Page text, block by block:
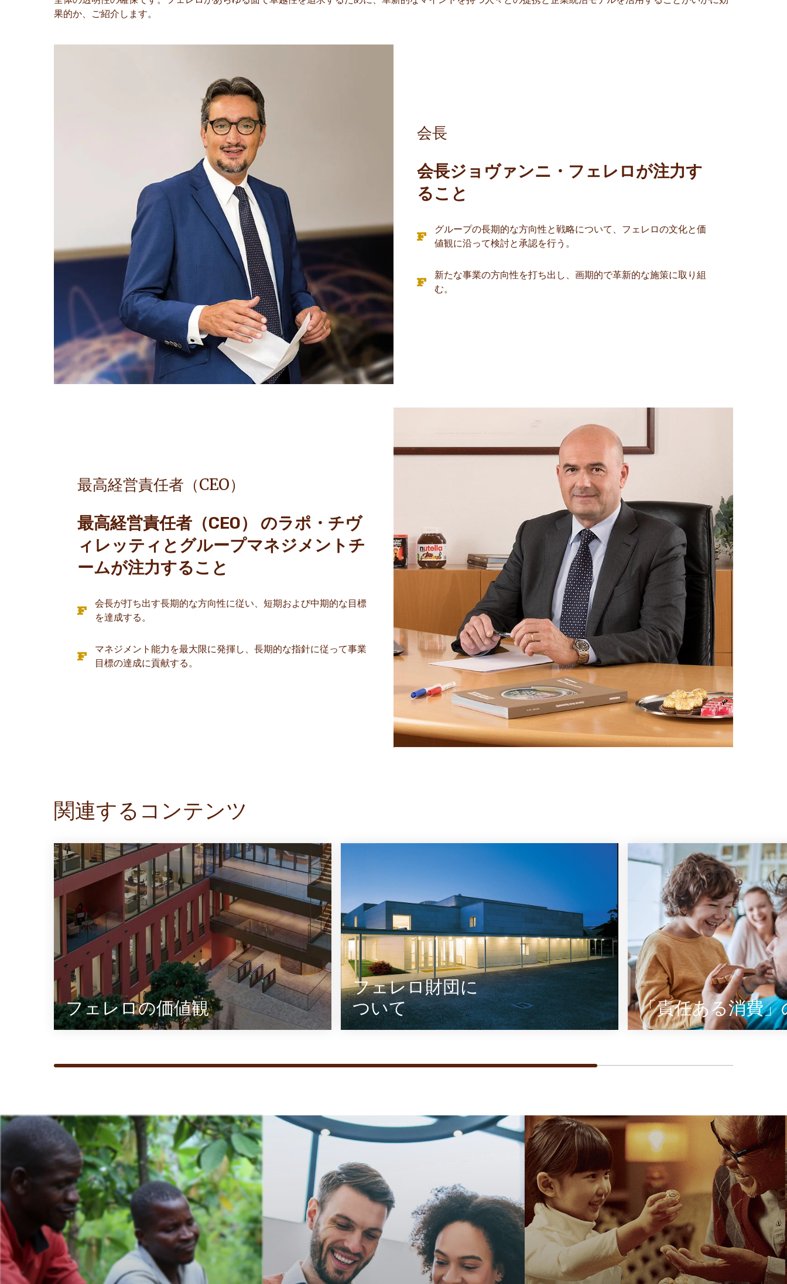
果的か、ご紹介します。
会長
会長ジョヴァンニ・フェレロが注力す
ること
グループの長期的な方向性と戦略について、フェレロの文化と価
値観に沿って検討と承認を行う。
新たな事業の方向性を打ち出し、画期的で革新的な施策に取り組
む。
最高経営責任者（CEO）
最高経営責任者（CEO） のラポ・チヴ
ィレッティとグループマネジメントチ
ームが注力すること
会長が打ち出す長期的な方向性に従い、短期および中期的な目標
を達成する。
マネジメント能力を最大限に発揮し、長期的な指針に従って事業
目標の達成に貢献する。
関連するコンテンツ
フェレロの価値観
フェレロ財団に
ついて
「責任ある消費」